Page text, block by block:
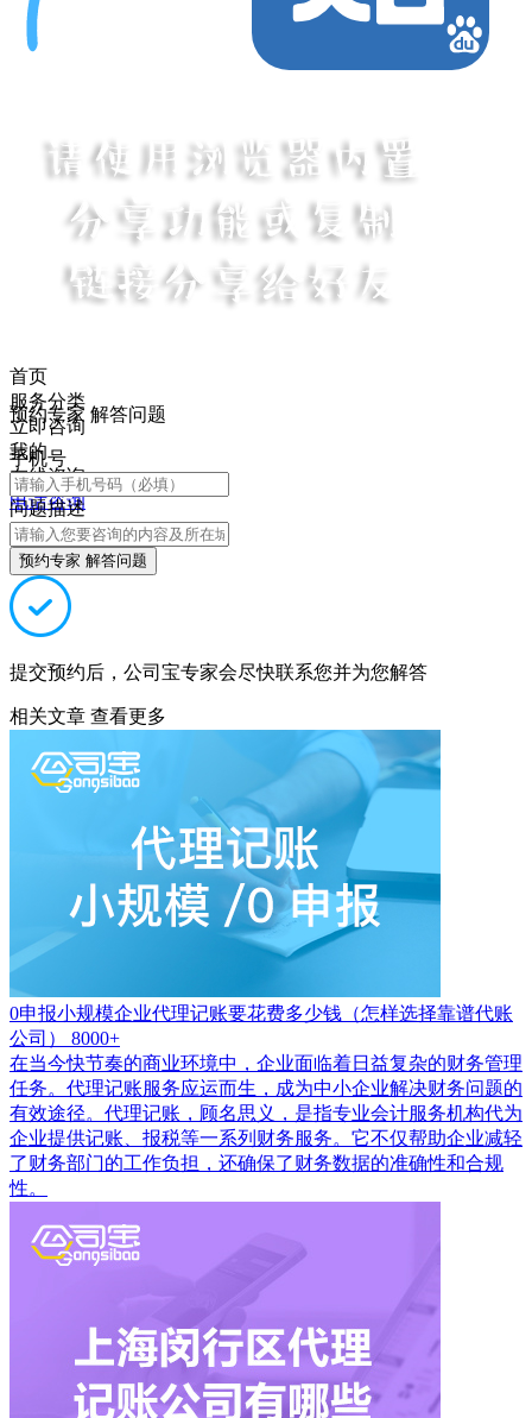
首页
服务分类
立即咨询
我的
在线咨询
电话咨询
预约专家 解答问题
手机号
问题描述
预约专家 解答问题
提交预约后，公司宝专家会尽快联系您并为您解答
相关文章 查看更多
0申报小规模企业代理记账要花费多少钱（怎样选择靠谱代账
公司）
8000+
在当今快节奏的商业环境中，企业面临着日益复杂的财务管理
任务。代理记账服务应运而生，成为中小企业解决财务问题的
有效途径。代理记账，顾名思义，是指专业会计服务机构代为
企业提供记账、报税等一系列财务服务。它不仅帮助企业减轻
了财务部门的工作负担，还确保了财务数据的准确性和合规
性。